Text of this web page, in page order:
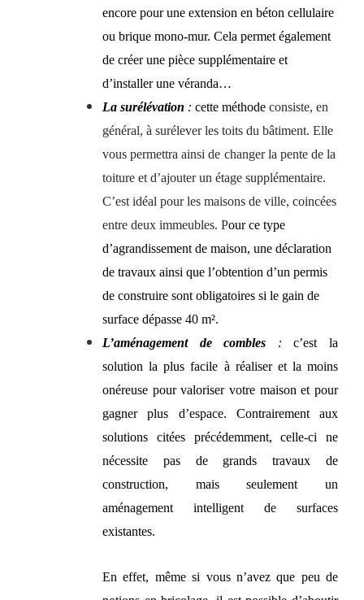
encore pour une extension en béton cellulaire
ou brique mono-mur. Cela permet également
de créer une pièce supplémentaire et
d’installer une véranda…
La surélévation : cette méthode consiste, en
général, à surélever les toits du bâtiment. Elle
vous permettra ainsi de changer la pente de la
toiture et d’ajouter un étage supplémentaire.
C’est idéal pour les maisons de ville, coincées
entre deux immeubles. Pour ce type
d’agrandissement de maison, une déclaration
de travaux ainsi que l’obtention d’un permis
de construire sont obligatoires si le gain de
surface dépasse 40 m².
L’aménagement de combles :c’estla
solutionla plus facile à réaliser et la moins
onéreuse pour valoriser votre maison et pour
gagner plus d’espace. Contrairement aux
solutions citées précédemment, celle-ci ne
nécessite pas de grands travaux de
construction, mais seulement un
aménagement intelligent de surfaces
existantes.
En effet, même si vous n’avez que peu de